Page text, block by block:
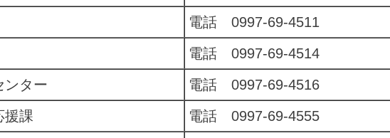
電話 0997-69-4511
電話 0997-69-4514
ンター
電話 0997-69-4516
援課
電話 0997-69-4555